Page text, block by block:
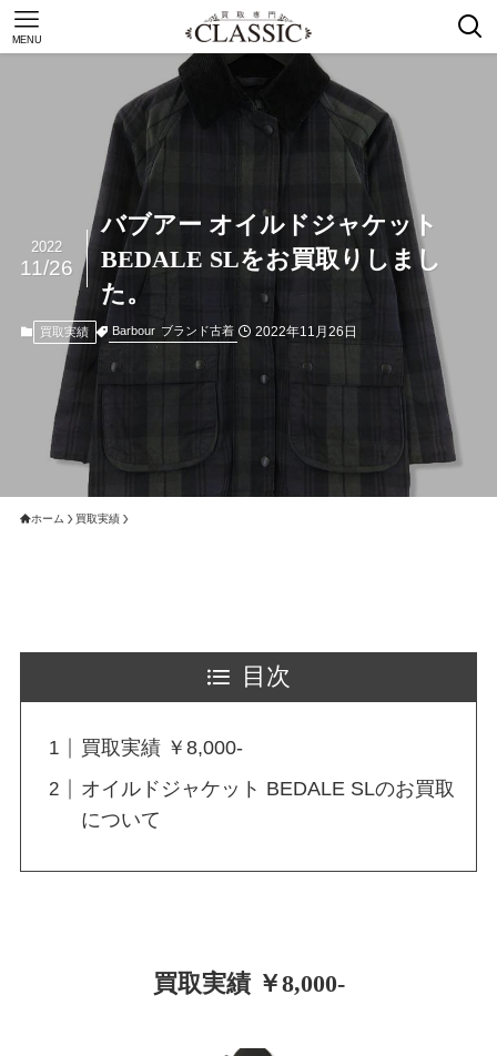
MENU
バブアー オイルドジャケット
BEDALE SLをお買取りしまし
た。
2022
11/26
買取実績 Barbour ブランド古着 2022年11月26日
ホーム 買取実績
目次
買取実績 ￥8,000-
オイルドジャケット BEDALE SLのお買取
について
買取実績 ￥8,000-